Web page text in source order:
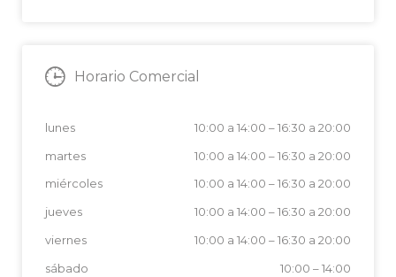
Horario Comercial
lunes 10:00 a 14:00 –16:30 a 20:00
martes
10:00 a 14:00 –16:30 a 20:00
miércoles
10:00 a 14:00 –16:30 a 20:00
jueves
10:00 a 14:00 –16:30 a 20:00
viernes
10:00 a 14:00 –16:30 a 20:00
sábado
10:00 –14:00